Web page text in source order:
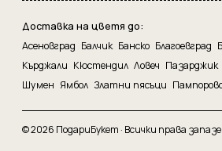
Доставка на цветя до:
Асеновград Балчик Банско Благоевград
Кърджали Кюстендил Ловеч Пазарджик
Шумен Ямбол Златни пясъци
© 2026 ПодариБукет · Всички права